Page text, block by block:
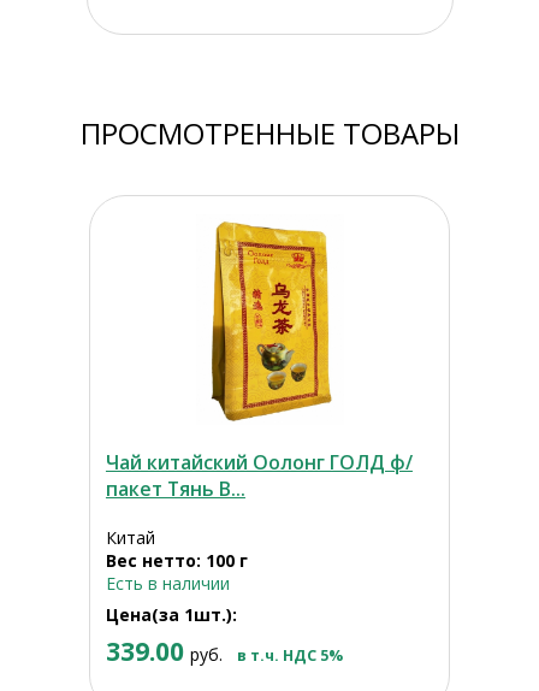
ПРОСМОТРЕННЫЕ ТОВАРЫ
Чай китайский Оолонг ГОЛД ф/
пакет Тянь В...
Китай
Вес нетто: 100 г
Есть в наличии
Цена(за 1шт.):
339.00 руб. в т.ч. НДС 5%